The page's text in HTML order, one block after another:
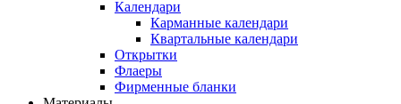
Календари
Карманные календари
Квартальные календари
Открытки
Флаеры
Фирменные бланки